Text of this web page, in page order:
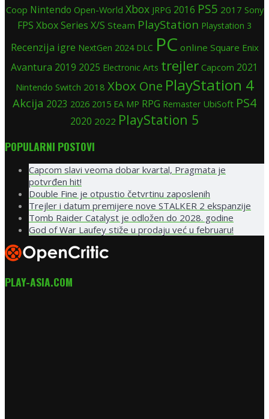
Coop Nintendo Open-World Xbox JRPG 2016 PS5 2017 Sony
FPS Xbox Series X/S Steam PlayStation Playstation 3
Recenzija igre NextGen 2024 DLC PC online Square Enix
Avantura 2019 2025 Electronic Arts trejler Capcom 2021
Nintendo Switch 2018 Xbox One PlayStation 4
Akcija 2023 2026 2015 EA MP RPG Remaster UbiSoft PS4
2020 2022 PlayStation 5
POPULARNI POSTOVI
Capcom slavi veoma dobar kvartal, Pragmata je
potvrđen hit!
Double Fine je otpustio četvrtinu zaposlenih
Trejler i datum premijere nove STALKER 2 ekspanzije
Tomb Raider Catalyst je odložen do 2028. godine
God of War Laufey stiže u prodaju već u februaru!
PLAY-ASIA.COM